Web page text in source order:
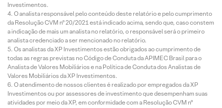
Investimentos.
O analista responsável pelo conteúdo deste relatório e pelo cumprimento
da Resolução CVM nº 20/2021 está indicado acima, sendo que, caso constem
a indicação de mais um analista no relatório, o responsável será o primeiro
analista credenciado a ser mencionado no relatório.
Os analistas da XP Investimentos estão obrigados ao cumprimento de
todas as regras previstas no Código de Conduta da APIMEC Brasil para o
Analista de Valores Mobiliários e na Política de Conduta dos Analistas de
Valores Mobiliários da XP Investimentos.
O atendimento de nossos clientes é realizado por empregados da XP
Investimentos ou por assessores de investimento que desempenham suas
atividades por meio da XP, em conformidade com a Resolução CVM nº